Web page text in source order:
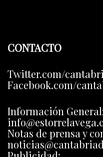
CONTACTO
Twitter.com/
Facebook.com/
Información
Notas de prensa y